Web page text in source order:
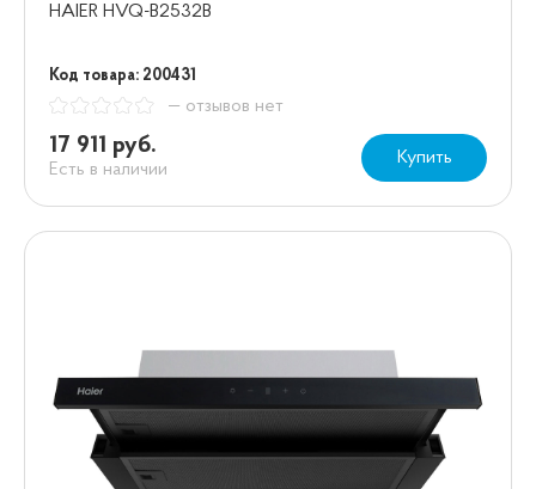
HAIER HVQ-B2532B
Код товара: 200431
— отзывов нет
17 911 руб.
Есть в наличии
Купить